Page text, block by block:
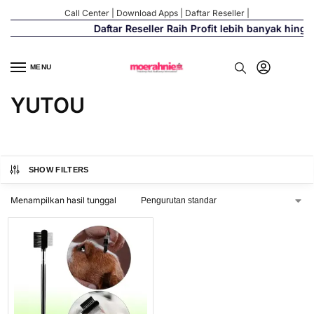
Call Center Download Apps Daftar Reseller
Daftar Reseller Raih Profit lebih banyak
MENU
YUTOU
SHOW FILTERS
Menampilkan hasil tunggal